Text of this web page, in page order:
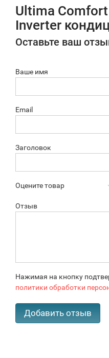
Ultima
Inverter
Оставьте ваш
Ваше имя
Email
Заголовок
Оцените товар
Отзыв
Нажимая на кнопку
политики обработки